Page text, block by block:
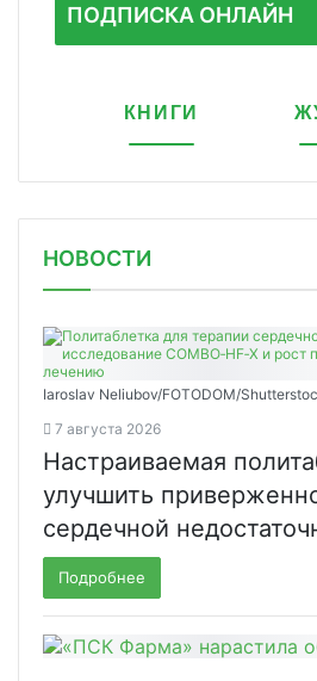
ПОДПИСКА ОНЛАЙН
КНИГИ
НОВОСТИ
Iaroslav Neliubov/FOTODOM/
7 августа 2026
Настраиваемая
улучшить
сердечной
Подробнее